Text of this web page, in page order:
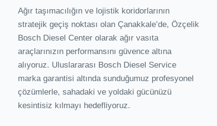
Ağır taşımacılığın ve lojistik koridorlarının
stratejik geçiş noktası olan Çanakkale’de, Özçelik
Bosch Diesel Center olarak ağır vasıta
araçlarınızın performansını güvence altına
alıyoruz. Uluslararası Bosch Diesel Service
marka garantisi altında sunduğumuz profesyonel
çözümlerle, sahadaki ve yoldaki gücünüzü
kesintisiz kılmayı hedefliyoruz.